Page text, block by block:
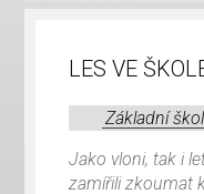
LES VE
Základní
Jako vloni, tak i
zamířili zkoumat